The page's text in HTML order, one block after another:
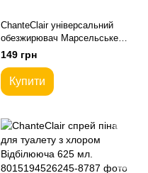
ChanteClair універсальний
обезжирювач Марсельське
мило 600мл. Запаска
149 грн
Купити